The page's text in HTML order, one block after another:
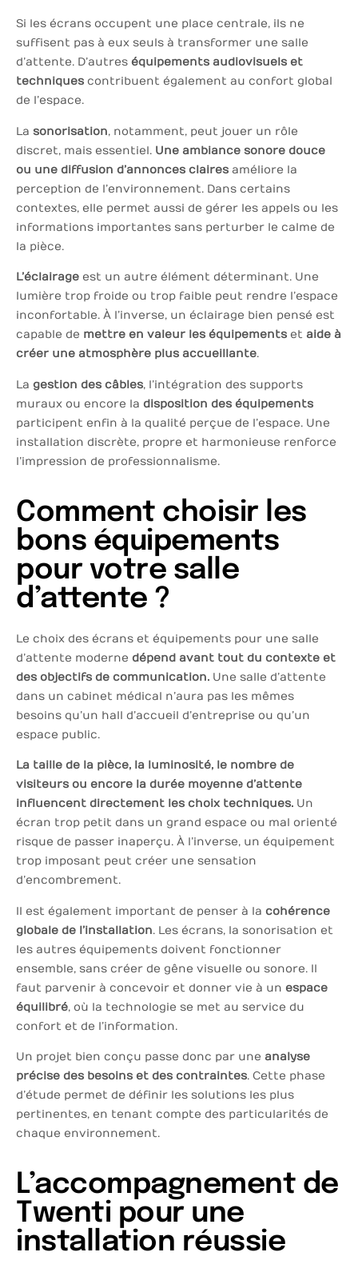
Si les écrans occupent une place centrale, ils ne
suffisent pas à eux seuls à transformer une salle
d’attente. D’autres équipements audiovisuels et
techniques contribuent également au confort global
de l’espace.
La sonorisation, notamment, peut jouer un rôle
discret, mais essentiel. Une ambiance sonore douce
ou une diffusion d’annonces claires améliore la
perception de l’environnement. Dans certains
contextes, elle permet aussi de gérer les appels ou les
informations importantes sans perturber le calme de
la pièce.
L’éclairage est un autre élément déterminant. Une
lumière trop froide ou trop faible peut rendre l’espace
inconfortable. À l’inverse, un éclairage bien pensé est
capable de mettre en valeur les équipements et aide à
créer une atmosphère plus accueillante.
La gestion des câbles, l’intégration des supports
muraux ou encore la disposition des équipements
participent enfin à la qualité perçue de l’espace. Une
installation discrète, propre et harmonieuse renforce
l’impression de professionnalisme.
Comment choisir les
bons équipements
pour votre salle
d’attente ?
Le choix des écrans et équipements pour une salle
d’attente moderne dépend avant tout du contexte et
des objectifs de communication. Une salle d’attente
dans un cabinet médical n’aura pas les mêmes
besoins qu’un hall d’accueil d’entreprise ou qu’un
espace public.
La taille de la pièce, la luminosité, le nombre de
visiteurs ou encore la durée moyenne d’attente
influencent directement les choix techniques. Un
écran trop petit dans un grand espace ou mal orienté
risque de passer inaperçu. À l’inverse, un équipement
trop imposant peut créer une sensation
d’encombrement.
Il est également important de penser à la cohérence
globale de l’installation. Les écrans, la sonorisation et
les autres équipements doivent fonctionner
ensemble, sans créer de gêne visuelle ou sonore. Il
faut parvenir à concevoir et donner vie à un espace
équilibré, où la technologie se met au service du
confort et de l’information.
Un projet bien conçu passe donc par une analyse
précise des besoins et des contraintes. Cette phase
d’étude permet de définir les solutions les plus
pertinentes, en tenant compte des particularités de
chaque environnement.
L’accompagnement de
Twenti pour une
installation réussie